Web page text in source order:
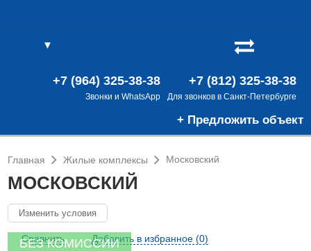
▼
+7 (812) 325-38-38
Для звонков в Санкт-Петербурге
+7 (964) 325-38-38
Звонки и WhatsApp
+ Предложить объект
Главная Жилые комплексы Московский
МОСКОВСКИЙ
Изменить условия
Сравнить
Добавить в избранное (0)
БЕЗ КОМИССИИ